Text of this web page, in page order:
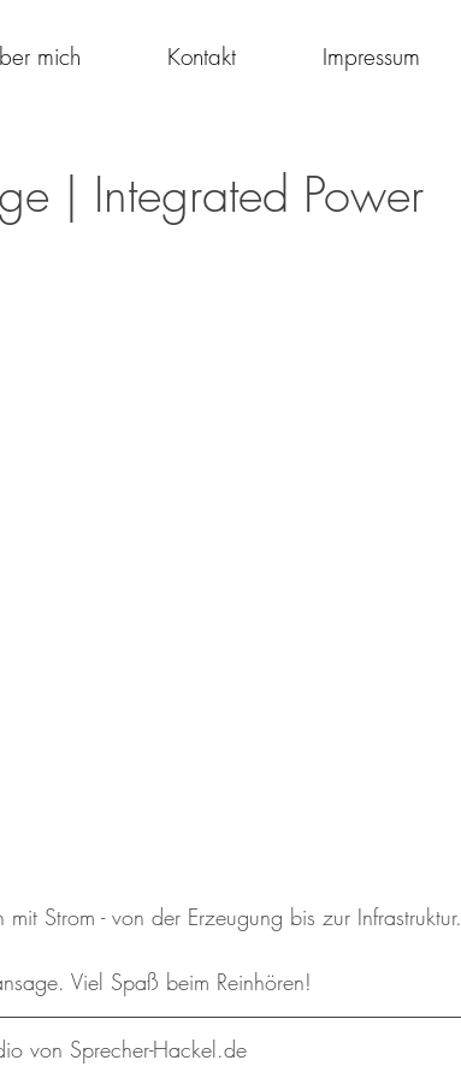
mich Kontakt Impressum
| Integrated Power
Strom - von der Erzeugung bis zur Infrastruktur.
Viel Spaß beim Reinhören!
von Sprecher-Hackel.de